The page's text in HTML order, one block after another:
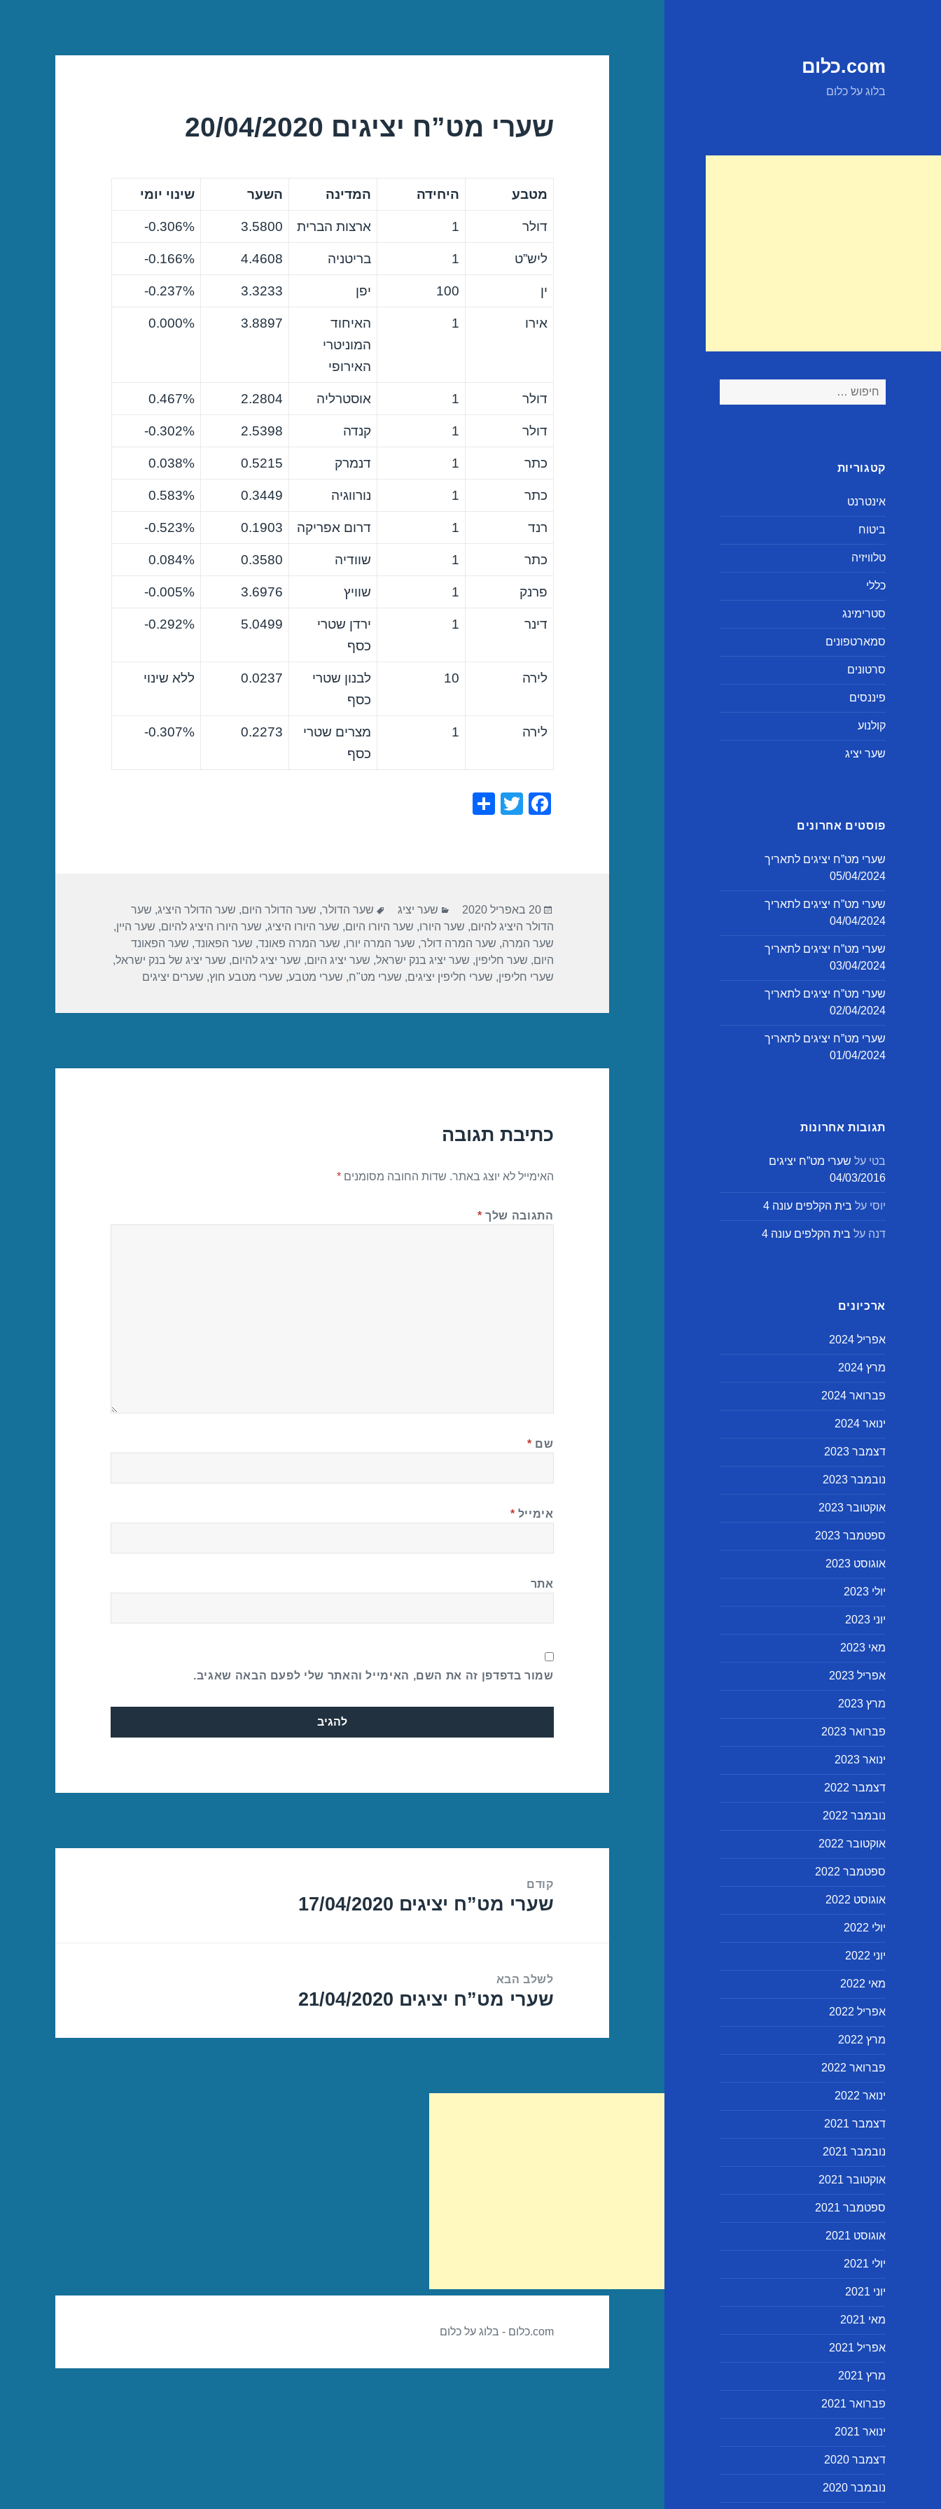
com.כלום
בלוג על כלום
חיפוש:
קטגוריות
אינטרנט
ביטוח
טלוויזיה
כללי
סטרימינג
סמארטפונים
סרטונים
פיננסים
קולנוע
שער יציג
פוסטים אחרונים
שערי מט”ח יציגים לתאריך
05/04/2024
שערי מט”ח יציגים לתאריך
04/04/2024
שערי מט”ח יציגים לתאריך
03/04/2024
שערי מט”ח יציגים לתאריך
02/04/2024
שערי מט”ח יציגים לתאריך
01/04/2024
תגובות אחרונות
בטי על שערי מט”ח יציגים
04/03/2016
יוסי על בית הקלפים עונה 4
דנה על בית הקלפים עונה 4
ארכיונים
אפריל 2024
מרץ 2024
פברואר 2024
ינואר 2024
דצמבר 2023
נובמבר 2023
אוקטובר 2023
ספטמבר 2023
אוגוסט 2023
יולי 2023
יוני 2023
מאי 2023
אפריל 2023
מרץ 2023
פברואר 2023
ינואר 2023
דצמבר 2022
נובמבר 2022
אוקטובר 2022
ספטמבר 2022
אוגוסט 2022
יולי 2022
יוני 2022
מאי 2022
אפריל 2022
מרץ 2022
פברואר 2022
ינואר 2022
דצמבר 2021
נובמבר 2021
אוקטובר 2021
ספטמבר 2021
אוגוסט 2021
יולי 2021
יוני 2021
מאי 2021
אפריל 2021
מרץ 2021
פברואר 2021
ינואר 2021
דצמבר 2020
נובמבר 2020
שערי מט”ח יציגים 20/04/2020
מטבע היחידה המדינה השער שינוי יומי
דולר 1 ארצות הברית 3.5800
0.306%-
ליש”ט 1 בריטניה 4.4608
0.166%-
ין 100 יפן 3.3233
0.237%-
אירו 1
האיחוד
המוניטרי
האירופי
3.8897
0.000%
דולר 1 אוסטרליה 2.2804
0.467%
דולר 1 קנדה 2.5398
0.302%-
כתר 1 דנמרק 0.5215
0.038%
כתר 1 נורווגיה 0.3449
0.583%
רנד 1 דרום אפריקה 0.1903
0.523%-
כתר 1 שוודיה 0.3580
0.084%
פרנק 1 שוויץ 3.6976
0.005%-
דינר 1
ירדן שטרי
כסף
5.0499
0.292%-
לירה 10
לבנון שטרי
כסף
0.0237 ללא שינוי
לירה 1
מצרים שטרי
כסף
0.2273
0.307%-
F
o
o
k
T
פורסם
בתאריך
20 באפריל 2020 קטגוריות
שער יציג תגיות
שער הדולר, שער הדולר היום, שער הדולר היציג, שער
הדולר היציג להיום, שער היורו, שער היורו היום, שער היורו היציג, שער היורו היציג להיום, שער היין,
שער המרה, שער המרה דולר, שער המרה יורו, שער המרה פאונד, שער הפאונד, שער הפאונד
היום, שער חליפין, שער יציג בנק ישראל, שער יציג היום, שער יציג להיום, שער יציג של בנק ישראל,
שערי חליפין, שערי חליפין יציגים, שערי מט"ח, שערי מטבע, שערי מטבע חוץ, שערים יציגים
כתיבת תגובה
האימייל לא יוצג באתר. שדות החובה מסומנים*
התגובה שלך *
שם *
אימייל *
אתר
שמור בדפדפן זה את השם, האימייל והאתר שלי לפעם הבאה שאגיב.
קודם
הפוסט
שערי מט”ח יציגים 17/04/2020
לשלב הבא
הפוסט
שערי מט”ח יציגים 21/04/2020
com.כלום - בלוג על כלום